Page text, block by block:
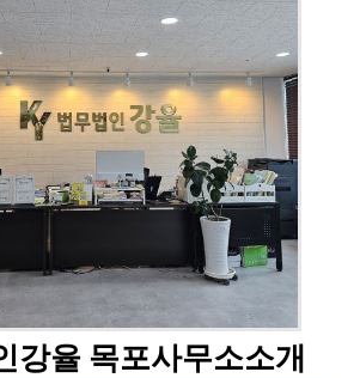
강율 목포사무소소개